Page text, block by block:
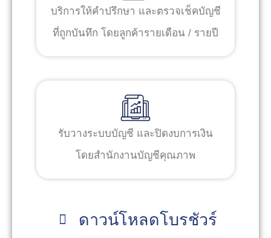
บริการให้คำปรึกษา และตรวจเช็คบัญชี
ที่ถูกบันทึก โดยลูกค้ารายเดือน / รายปี
รับวางระบบบัญชี และปิดงบการเงิน
โดยสำนักงานบัญชีคุณภาพ
ดาวน์โหลดโบรชัวร์